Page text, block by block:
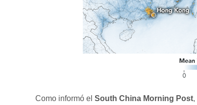
Como informó el South China Morning Post,